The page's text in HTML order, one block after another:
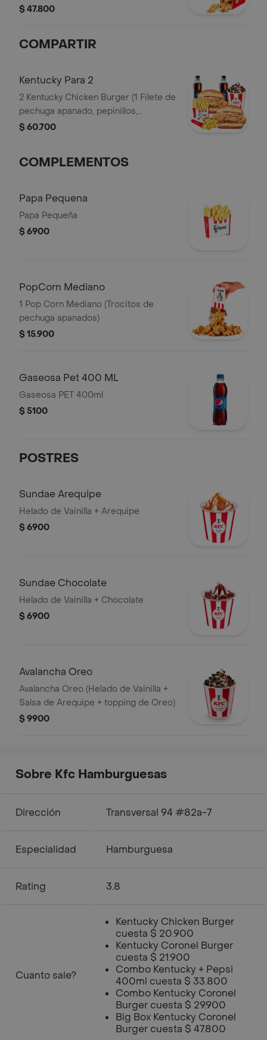
BBQ y mantequilla) + 1 Pop Corn
$ 47.800
COMPARTIR
Kentucky Para 2
2 Kentucky Chicken Burger (1 Filete de
pechuga apanado, pepinillos,
mayonesa premium y mantequilla) + 2
$ 60.700
COMPLEMENTOS
Papa Pequena
Papa Pequeña
$ 6900
PopCorn Mediano
1 Pop Corn Mediano (Trocitos de
pechuga apanados)
$ 15.900
Gaseosa Pet 400 ML
Gaseosa PET 400ml
$ 5100
POSTRES
Sundae Arequipe
Helado de Vainilla + Arequipe
$ 6900
Sundae Chocolate
Helado de Vainilla + Chocolate
$ 6900
Avalancha Oreo
Avalancha Oreo (Helado de Vainilla +
Salsa de Arequipe + topping de Oreo)
$ 9900
Sobre Kfc Hamburguesas
Dirección Transversal 94 #82a-7
Especialidad Hamburguesa
Rating 3.8
Cuanto sale?
Kentucky Chicken Burger
cuesta $ 20.900
Kentucky Coronel Burger
cuesta $ 21.900
Combo Kentucky + Pepsi
400ml cuesta $ 33.800
Combo Kentucky Coronel
Burger cuesta $ 29.900
Big Box Kentucky Coronel
Burger cuesta $ 47.800